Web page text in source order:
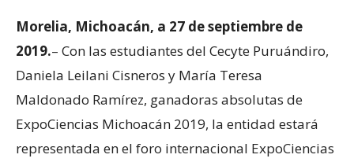
Morelia, Michoacán, a 27 de septiembre de
2019.– Con las estudiantes del Cecyte Puruándiro,
Daniela Leilani Cisneros y María Teresa
Maldonado Ramírez, ganadoras absolutas de
ExpoCiencias Michoacán 2019, la entidad estará
representada en el foro internacional ExpoCiencias